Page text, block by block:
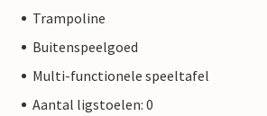
Trampoline
Buitenspeelgoed
Multi-functionele speeltafel
Aantal ligstoelen: 0